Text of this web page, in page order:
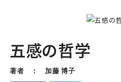
五感の哲学
著者 ： 加藤 博子